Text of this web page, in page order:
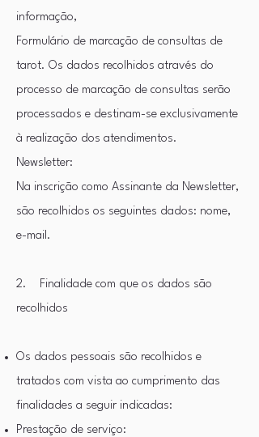
informação,
Formulário de marcação de consultas de
tarot. Os dados recolhidos através do
processo de marcação de consultas serão
processados e destinam-se exclusivamente
à realização dos atendimentos.
Newsletter:
Na inscrição como Assinante da Newsletter,
são recolhidos os seguintes dados: nome,
e-mail.
2. Finalidade com que os dados são
recolhidos
Os dados pessoais são recolhidos e
tratados com vista ao cumprimento das
finalidades a seguir indicadas:​
Prestação de serviço:​